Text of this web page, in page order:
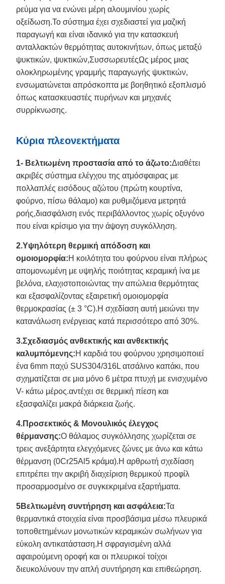
ρεύμα για να ενώνει μέρη αλουμινίου χωρίς
οξείδωση.Το σύστημα έχει σχεδιαστεί για μαζική
παραγωγή και είναι ιδανικό για την κατασκευή
ανταλλακτών θερμότητας αυτοκινήτων, όπως μεταξύ
ψυκτικών, ψυκτικών,ΣυσσωρευτέςΩς μέρος μιας
ολοκληρωμένης γραμμής παραγωγής ψυκτικών,
ενσωματώνεται απρόσκοπτα με βοηθητικό εξοπλισμό
όπως κατασκευαστές πυρήνων και μηχανές
συρρίκνωσης.
Κύρια πλεονεκτήματα
1- Βελτιωμένη προστασία από το άζωτο:Διαθέτει
ακριβές σύστημα ελέγχου της ατμόσφαιρας με
πολλαπλές εισόδους αζώτου (πρώτη κουρτίνα,
φούρνο, πίσω θάλαμο) και ρυθμιζόμενα μετρητά
ροής,διασφάλιση ενός περιβάλλοντος χωρίς οξυγόνο
που είναι κρίσιμο για την άψογη συγκόλληση.
2.Υψηλότερη θερμική απόδοση και
ομοιομορφία:Η κοιλότητα του φούρνου είναι πλήρως
απομονωμένη με υψηλής ποιότητας κεραμική ίνα με
βελόνα, ελαχιστοποιώντας την απώλεια θερμότητας
και εξασφαλίζοντας εξαιρετική ομοιομορφία
θερμοκρασίας (± 3 °C).Η σχεδίαση αυτή μειώνει την
κατανάλωση ενέργειας κατά περισσότερο από 30%.
3.Σχεδιασμός ανθεκτικής και ανθεκτικής
καλυμπόμενης:Η καρδιά του φούρνου χρησιμοποιεί
ένα 6mm παχύ SUS304/316L ατσάλινο καπάκι, που
σχηματίζεται σε μια μόνο 6 μέτρα πτυχή με ενισχυμένο
V- κάτω μέρος.αντέχει σε θερμική πίεση και
εξασφαλίζει μακρά διάρκεια ζωής.
4.Προσεκτικός & Μονουλικός έλεγχος
θέρμανσης:Ο θάλαμος συγκόλλησης χωρίζεται σε
τρεις ανεξάρτητα ελεγχόμενες ζώνες με άνω και κάτω
θέρμανση (0Cr25Al5 κράμα).Η αρθρωτή σχεδίαση
επιτρέπει την ακριβή διαχείριση θερμικού προφίλ
προσαρμοσμένο σε συγκεκριμένα εξαρτήματα.
5Βελτιωμένη συντήρηση και ασφάλεια:Τα
θερμαντικά στοιχεία είναι προσβάσιμα μέσω πλευρικά
τοποθετημένων μονωτικών κεραμικών σωλήνων για
εύκολη αντικατάσταση.Η σφραγισμένη αλλά
αφαιρούμενη οροφή και οι πλευρικοί τοίχοι
διευκολύνουν την απλή συντήρηση και επιθεώρηση.